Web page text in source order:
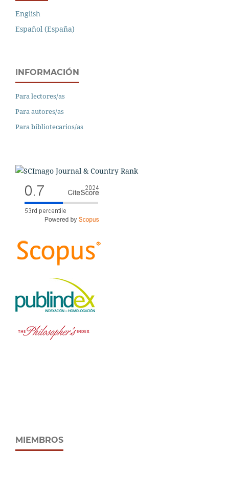
English
Español (España)
INFORMACIÓN
Para lectores/as
Para autores/as
Para bibliotecarios/as
MIEMBROS